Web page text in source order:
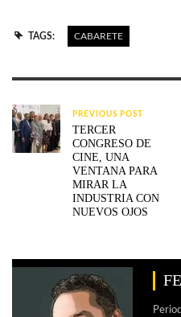
TAGS: CABARETE
PREVIOUS POST
TERCER
CONGRESO DE
CINE, UNA
VENTANA PARA
MIRAR LA
INDUSTRIA CON
NUEVOS OJOS